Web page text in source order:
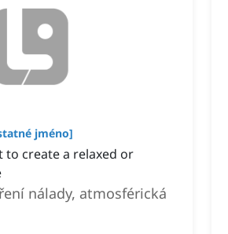
jméno]
to create a relaxed or
nálady, atmosférická